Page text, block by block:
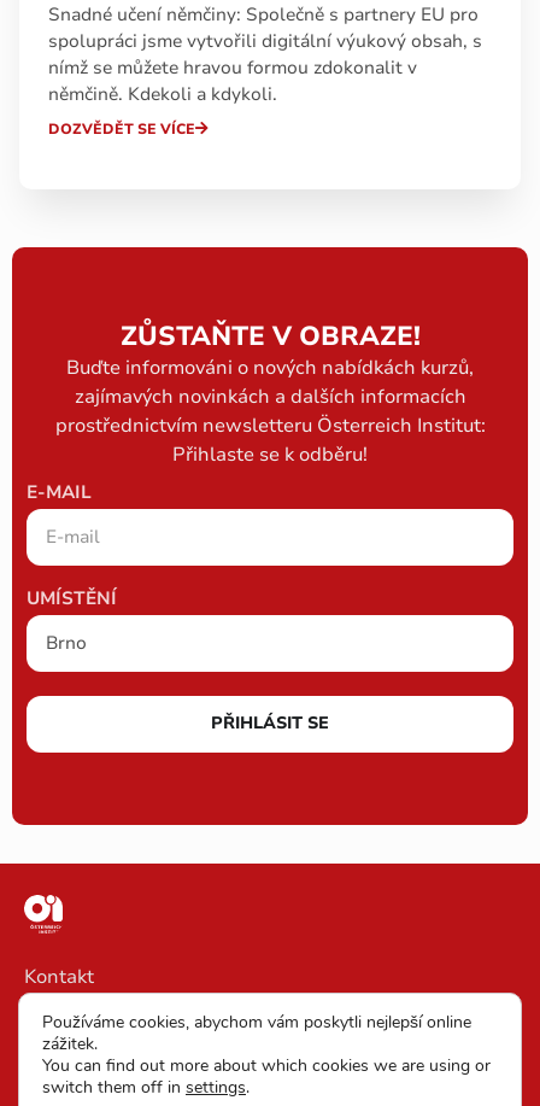
Snadné učení němčiny: Společně s partnery EU pro
spolupráci jsme vytvořili digitální výukový obsah, s
nímž se můžete hravou formou zdokonalit v
němčině. Kdekoli a kdykoli.
DOZVĚDĚT SE VÍCE
ZŮSTAŇTE V OBRAZE!
Buďte informováni o nových nabídkách kurzů,
zajímavých novinkách a dalších informacích
prostřednictvím newsletteru Österreich Institut:
Přihlaste se k odběru!
E-MAIL
UMÍSTĚNÍ
PŘIHLÁSIT SE
Kontakt
Impressum
VOP
Používáme cookies, abychom vám poskytli nejlepší online
zážitek.
You can find out more about which cookies we are using or
switch them off in settings.